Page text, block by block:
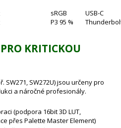
sRGB
USB-C
P3 95 %
KRITICKOU
SW272U) jsou určeny pro
a náročné profesionály.
(podpora 16bit 3D LUT,
přes Palette Master Element)